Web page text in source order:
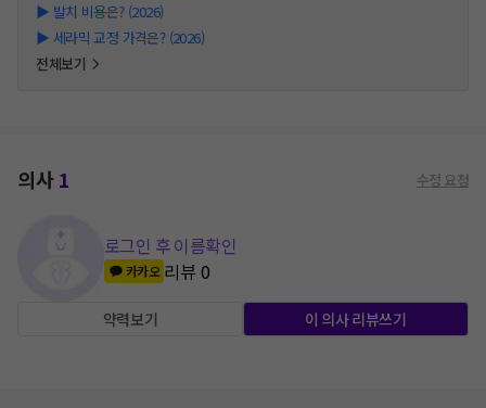
▶ 발치 비용은? (2026)
▶ 세라믹 교정 가격은? (2026)
전체보기
의사1 수정 요청
로그인 후 이름확인
카카오 리뷰0
약력보기 이 의사 리뷰쓰기